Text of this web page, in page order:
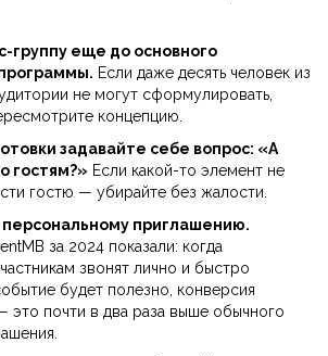
группу еще до основного
Если даже десять человек из
не могут сформулировать,
концепцию.
задавайте себе вопрос: «А
гостям?» Если какой-то элемент не
гостю — убирайте без жалости.
приглашению.
за 2024 показали: когда
звонят лично и быстро
будет полезно, конверсия
это почти в два раза выше обычного